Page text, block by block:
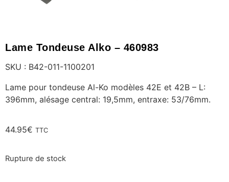
Lame Tondeuse Alko – 460983
SKU : B42-011-1100201
Lame pour tondeuse Al-Ko modèles 42E et 42B – L:
396mm, alésage central: 19,5mm, entraxe: 53/76mm.
44.95€ TTC
Rupture de stock